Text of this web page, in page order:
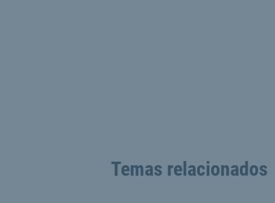
Temas relacionados